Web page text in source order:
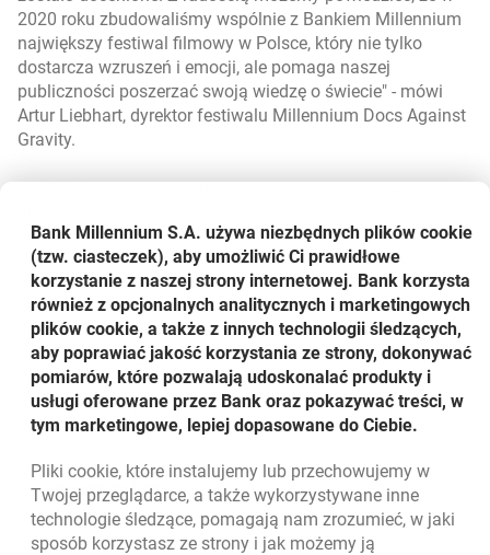
2020 roku zbudowaliśmy wspólnie z Bankiem Millennium
największy festiwal filmowy w Polsce, który nie tylko
dostarcza wzruszeń i emocji, ale pomaga naszej
publiczności poszerzać swoją wiedzę o świecie - mówi
Artur Liebhart, dyrektor festiwalu Millennium Docs Against
Gravity.
słuchawki, werbalnego opisu treści wizualnych. Dzięki
audiodeskrypcji osoby niewidome, słabowidzące, seniorzy,
osoby z dysleksją, niepełnosprawnością intelektualną
mogły uczestniczyć w festiwalu i przeżywać filmowe
emocje zarówno w kinach jak i w przestrzeni wirtualnej.
Pokazy filmów z audiodeskrypcją odbywały się w
najlepszych godzinach, by były dostępne dla jak
najszerszej grupy widzów, a w 2020 roku po raz pierwszy
także w wersji online, dzięki czemu mogli brać w nich
Powrót do listy
Bank Millennium S.A. używa niezbędnych plików cookie
(tzw. ciasteczek), aby umożliwić Ci prawidłowe
korzystanie z naszej strony internetowej. Bank korzysta
również z opcjonalnych analitycznych i marketingowych
plików cookie, a także z innych technologii śledzących,
aby poprawiać jakość korzystania ze strony, dokonywać
pomiarów, które pozwalają udoskonalać produkty i
usługi oferowane przez Bank oraz pokazywać treści, w
tym marketingowe, lepiej dopasowane do Ciebie.
Pliki cookie, które instalujemy lub przechowujemy w
Twojej przeglądarce, a także wykorzystywane inne
technologie śledzące, pomagają nam zrozumieć, w jaki
sposób korzystasz ze strony i jak możemy ją